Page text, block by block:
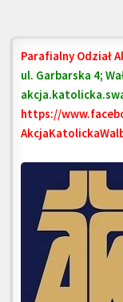
Parafialny Odział
ul. Garbarska 4;
https://